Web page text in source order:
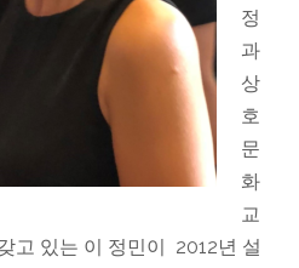
정
과
상
호
문
화
교
고 있는 이 정민이 2012년 설